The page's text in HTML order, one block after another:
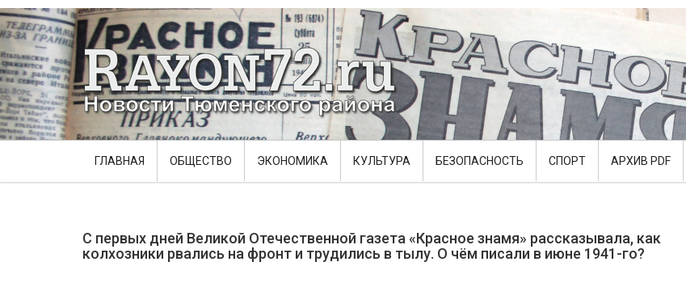
ГЛАВНАЯ ОБЩЕСТВО ЭКОНОМИКА КУЛЬТУРА БЕЗОПАСНОСТЬ СПОРТ АРХИВ PDF
С первых дней Великой Отечественной газета «Красное знамя» рассказывала, как
колхозники рвались на фронт и трудились в тылу. О чём писали в июне 1941-го?